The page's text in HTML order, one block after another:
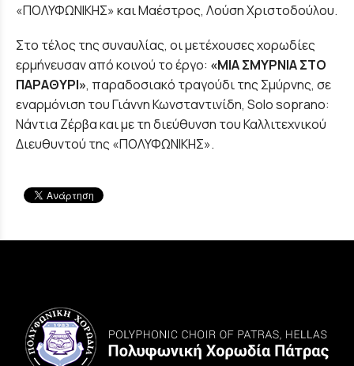
«ΠΟΛΥΦΩΝΙΚΗΣ» και Μαέστρος, Λούση Χριστοδούλου.
Στο τέλος της συναυλίας, οι μετέχουσες χορωδίες
ερμήνευσαν από κοινού το έργο: «ΜΙΑ ΣΜΥΡΝΙΑ ΣΤΟ
ΠΑΡΑΘΥΡΙ», παραδοσιακό τραγούδι της Σμύρνης, σε
εναρμόνιση του Γιάννη Κωνσταντινίδη, Solo soprano:
Νάντια Ζέρβα και με τη διεύθυνση του Καλλιτεχνικού
Διευθυντού της «ΠΟΛΥΦΩΝΙΚΗΣ».